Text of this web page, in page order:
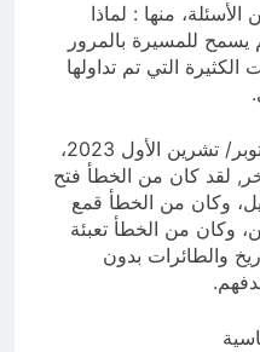
منها : لماذا
يسمح للمسيرة بالمرور
التي تم تداولها
وقال أحد المدونين إنه بعد 7 أكتوبر/ تشرين الأول 2023،
لقد كان من الخطأ فتح
وكان من الخطأ قمع
وكان من الخطأ تعبئة
والطائرات بدون